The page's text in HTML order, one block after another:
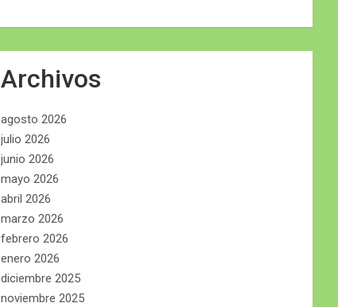
Archivos
agosto 2026
julio 2026
junio 2026
mayo 2026
abril 2026
marzo 2026
febrero 2026
enero 2026
diciembre 2025
noviembre 2025